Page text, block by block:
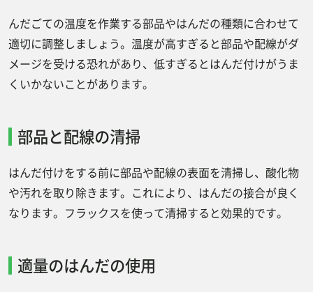
んだごての温度を作業する部品やはんだの種類に合わせて
適切に調整しましょう。温度が高すぎると部品や配線がダ
メージを受ける恐れがあり、低すぎるとはんだ付けがうま
くいかないことがあります。
部品と配線の清掃
はんだ付けをする前に部品や配線の表面を清掃し、酸化物
や汚れを取り除きます。これにより、はんだの接合が良く
なります。フラックスを使って清掃すると効果的です。
適量のはんだの使用